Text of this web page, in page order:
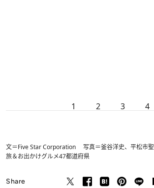
1 2 3 4
文＝Five Star Corporation 写真＝釜谷洋史、平松市聖
旅＆お出かけグルメ47都道府県
Share